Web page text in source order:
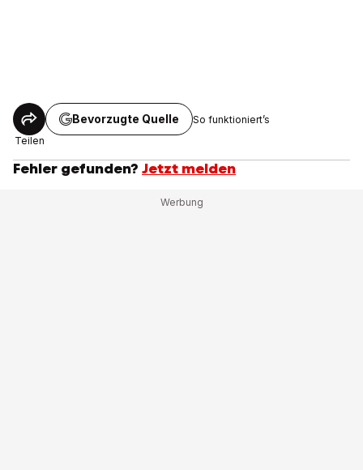
Teilen
Bevorzugte Quelle So funktioniert’s
Fehler gefunden? Jetzt melden